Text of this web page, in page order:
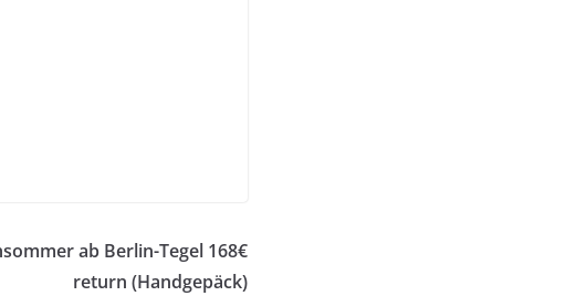
ab Berlin-Tegel 168€
return (Handgepäck)